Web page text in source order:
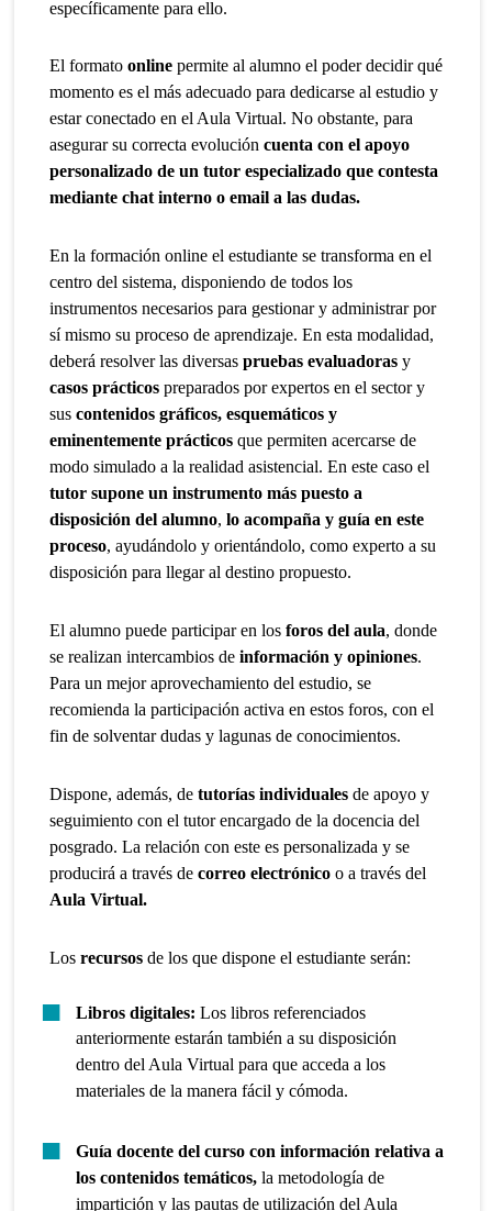
específicamente para ello.
El formato online permite al alumno el poder decidir qué
momento es el más adecuado para dedicarse al estudio y
estar conectado en el Aula Virtual. No obstante, para
asegurar su correcta evolución cuenta con el apoyo
personalizado de un tutor especializado que contesta
mediante chat interno o email a las dudas.
En la formación online el estudiante se transforma en el
centro del sistema, disponiendo de todos los
instrumentos necesarios para gestionar y administrar por
sí mismo su proceso de aprendizaje. En esta modalidad,
deberá resolver las diversaspruebas evaluadoras y
casos prácticospreparados por expertos en el sector y
suscontenidos gráficos, esquemáticos y
eminentemente prácticos que permiten acercarse de
modo simulado a la realidad asistencial. En este caso el
tutor supone un instrumento más puesto a
disposición del alumno,lo acompaña y guía en este
proceso, ayudándolo y orientándolo, como experto a su
disposición para llegar al destino propuesto.
El alumno puede participar en losforos del aula, donde
se realizan intercambios deinformación y opiniones.
Para un mejor aprovechamiento del estudio, se
recomienda la participación activa en estos foros, con el
fin de solventar dudas y lagunas de conocimientos.
Dispone, además, detutorías individuales de apoyo y
seguimiento con el tutor encargado de la docencia del
posgrado. La relación con este es personalizada y se
producirá a través decorreo electrónico o a través del
Aula Virtual.
Losrecursos de los que dispone el estudiante serán:
Libros digitales:Los libros referenciados
anteriormente estarán también a su disposición
dentro del Aula Virtual para que acceda a los
materiales de la manera fácil y cómoda.
Guía docente del curso con información relativa a
los contenidos temáticos, la metodología de
impartición y las pautas de utilización del Aula